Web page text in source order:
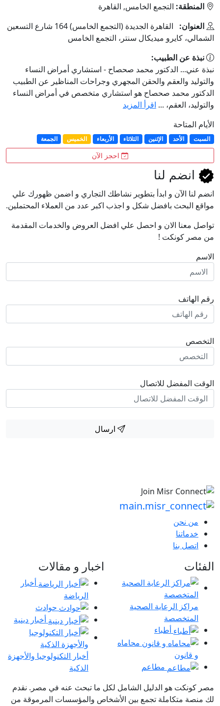
المنطقة: التجمع الخامس, القاهرة
العنوان:
القاهرة الجديدة (التجمع الخامس) 164 شارع التسعين
الشمالي، كايرو ميديكال سنتر، التجمع الخامس
نبذة عن الطبيب:
نبذة عني... الدكتور محمد صحصاح - استشاري أمراض النساء
والتوليد والعقم والحقن المجهري وجراحات المناظير عن الطبيب
الدكتور محمد صحصاح هو استشاري متخصص في أمراض النساء
والتوليد، العقم، ... اقرأ المزيد
الأيام المتاحة
السبت الأحد الإثنين الثلاثاء الأربعاء الخميس الجمعة
احجز الآن
انضم لنا
انضم لنا اﻵن و ابدأ بتطوير نشاطك التجاري و اضمن ظهورك علي
مواقع البحث بافضل شكل و اجذب اكبر عدد من العملاء المحتملين.
تواصل معنا الان و احصل علي افضل العروض والخدمات المقدمة
من مصر كونكت !
الاسم
رقم الهاتف
التخصص
الوقت المفضل للاتصال
ارسال
من نحن
خدماتنا
اتصل بنا
الفئات
مراكز الرعاية الصحية
المتخصصة
أطباء
محاماه
و قانون
مطاعم
اخبار و مقالات
أخبار
الرياضة
حوادث
أخبار دينية
أخبار التكنولوجيا والأجهزة
الذكية
مصر كونكت هو الدليل الشامل لكل ما تبحث عنه في مصر. نقدم
لك منصة متكاملة تجمع بين الأشخاص والمؤسسات المرموقة من